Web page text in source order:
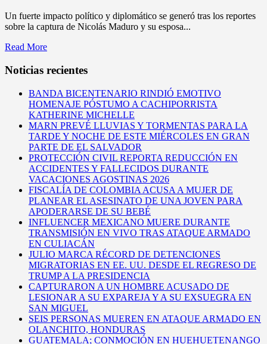
Un fuerte impacto político y diplomático se generó tras los reportes
sobre la captura de Nicolás Maduro y su esposa...
Read More
Noticias recientes
BANDA BICENTENARIO RINDIÓ EMOTIVO
HOMENAJE PÓSTUMO A CACHIPORRISTA
KATHERINE MICHELLE
MARN PREVÉ LLUVIAS Y TORMENTAS PARA LA
TARDE Y NOCHE DE ESTE MIÉRCOLES EN GRAN
PARTE DE EL SALVADOR
PROTECCIÓN CIVIL REPORTA REDUCCIÓN EN
ACCIDENTES Y FALLECIDOS DURANTE
VACACIONES AGOSTINAS 2026
FISCALÍA DE COLOMBIA ACUSA A MUJER DE
PLANEAR EL ASESINATO DE UNA JOVEN PARA
APODERARSE DE SU BEBÉ
INFLUENCER MEXICANO MUERE DURANTE
TRANSMISIÓN EN VIVO TRAS ATAQUE ARMADO
EN CULIACÁN
JULIO MARCA RÉCORD DE DETENCIONES
MIGRATORIAS EN EE. UU. DESDE EL REGRESO DE
TRUMP A LA PRESIDENCIA
CAPTURARON A UN HOMBRE ACUSADO DE
LESIONAR A SU EXPAREJA Y A SU EXSUEGRA EN
SAN MIGUEL
SEIS PERSONAS MUEREN EN ATAQUE ARMADO EN
OLANCHITO, HONDURAS
GUATEMALA; CONMOCIÓN EN HUEHUETENANGO